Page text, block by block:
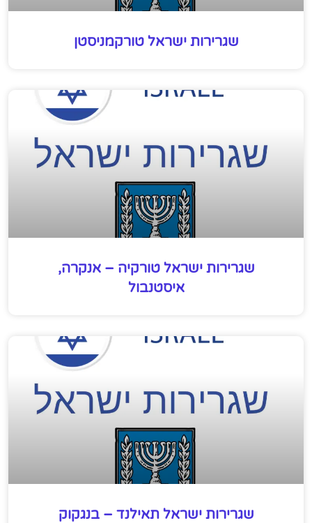
שגרירות ישראל טורקמניסטן
שגרירות ישראל טורקיה – אנקרה,
איסטנבול
שגרירות ישראל תאילנד – בנגקוק